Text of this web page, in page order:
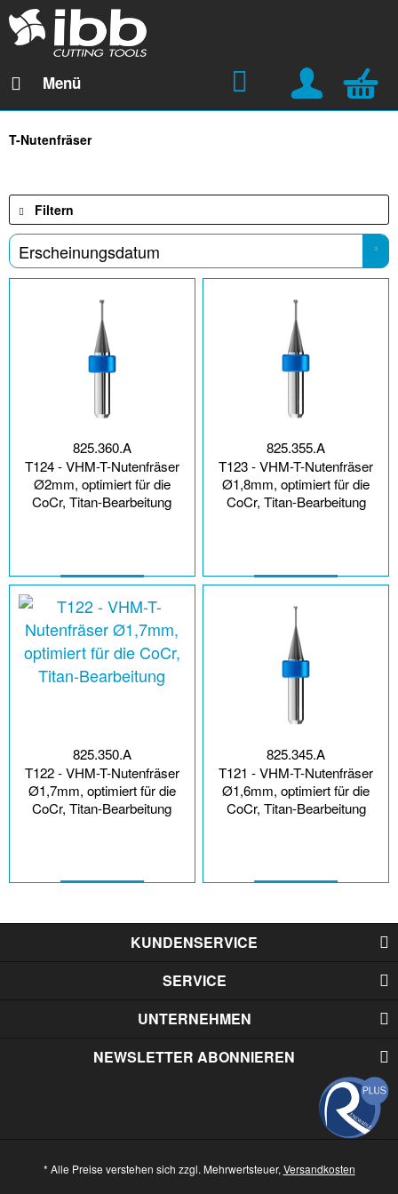
Menü
T-Nutenfräser
Filtern
825.360.A
T124 - VHM-T-Nutenfräser
Ø2mm, optimiert für die
CoCr, Titan-Bearbeitung
825.355.A
T123 - VHM-T-Nutenfräser
Ø1,8mm, optimiert für die
CoCr, Titan-Bearbeitung
825.350.A
T122 - VHM-T-Nutenfräser
Ø1,7mm, optimiert für die
CoCr, Titan-Bearbeitung
825.345.A
T121 - VHM-T-Nutenfräser
Ø1,6mm, optimiert für die
CoCr, Titan-Bearbeitung
KUNDENSERVICE
SERVICE
UNTERNEHMEN
NEWSLETTER ABONNIEREN
* Alle Preise verstehen sich zzgl. Mehrwertsteuer, Versandkosten